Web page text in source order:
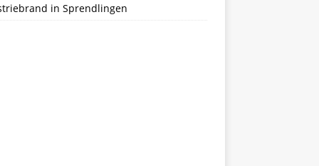
in Sprendlingen